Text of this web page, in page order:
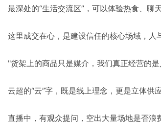
最深处的“生活交流区”，可以体验热食、聊
这里成交在心，是建设信任的核心场域，人
"货架上的商品只是媒介，我们真正经营的
云超的“云”字，既是线上理念，更是立体供
直播中，有观众提问，空出大量场地是否浪